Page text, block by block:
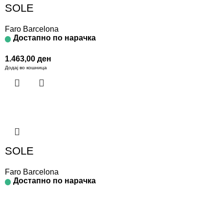
SOLE
Faro Barcelona
Достапно по нарачка
1.463,00 ден
Додај во кошница
SOLE
Faro Barcelona
Достапно по нарачка